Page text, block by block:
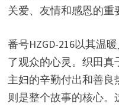
关爱、友情和感恩的重
番号HZGD-216以其温
了观众的心灵。织田
主妇的辛勤付出和善
则是整个故事的核心